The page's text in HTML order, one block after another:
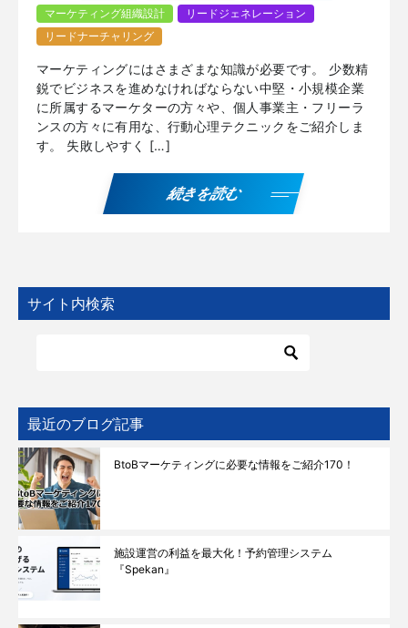
マーケティング組織設計
リードジェネレーション
リードナーチャリング
マーケティングにはさまざまな知識が必要です。 少数精
鋭でビジネスを進めなければならない中堅・小規模企業
に所属するマーケターの方々や、個人事業主・フリーラ
ンスの方々に有用な、行動心理テクニックをご紹介しま
す。 失敗しやすく […]
続きを読む
サイト内検索
最近のブログ記事
BtoBマーケティングに必要な情報をご紹介170！
施設運営の利益を最大化！予約管理システム
『Spekan』